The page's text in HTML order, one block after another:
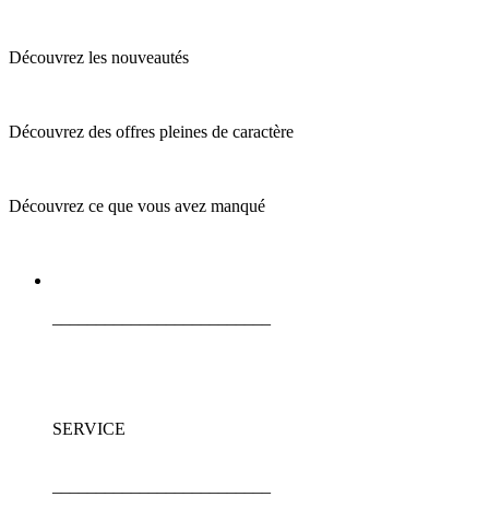
Découvrez les nouveautés
Découvrez des offres pleines de caractère
Découvrez ce que vous avez manqué
SERVICE